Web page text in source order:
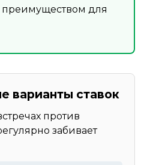
для
варианты ставок
против
забивает